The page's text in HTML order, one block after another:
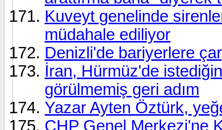
Kuveyt genelinde
müdahale ediliyor
Denizli'de bariyerlere
İran, Hürmüz'de
görülmemiş geri adım
Yazar Ayten Öztürk,
CHP Genel Merkezi'ne